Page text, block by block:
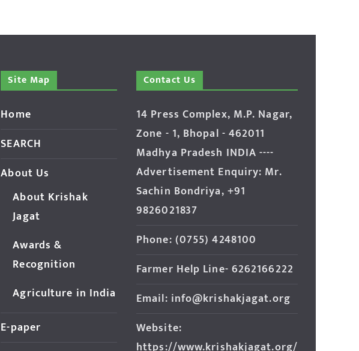
Site Map
Home
SEARCH
About Us
About Krishak
Jagat
Awards &
Recognition
Agriculture in India
E-paper
Contact Us
14 Press Complex, M.P. Nagar,
Zone - 1, Bhopal - 462011
Madhya Pradesh INDIA ----
Advertisement Enquiry: Mr.
Sachin Bondriya, +91
9826021837
Phone: (0755) 4248100
Farmer Help Line- 6262166222
Email: info@krishakjagat.org
Website: